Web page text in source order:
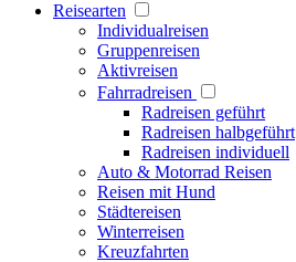
Reisearten
Individualreisen
Gruppenreisen
Aktivreisen
Fahrradreisen
Radreisen geführt
Radreisen halbgeführt
Radreisen individuell
Auto & Motorrad Reisen
Reisen mit Hund
Städtereisen
Winterreisen
Kreuzfahrten